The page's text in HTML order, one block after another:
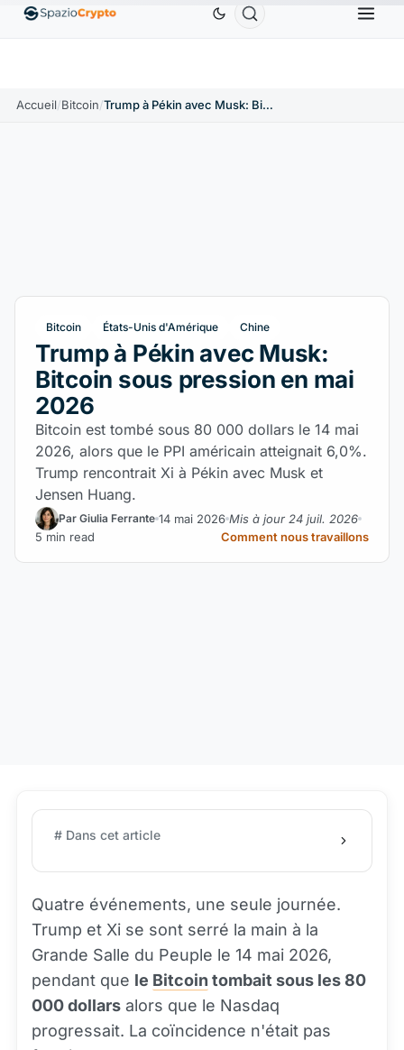
EthereumETH1 880,58 $US Tether USDT ↑0.00% BNB
Accueil/Bitcoin/ Trump à Pékin avec Musk: Bitcoin sous pression en mai 2026
Bitcoin États-Unis d'Amérique Chine
Trump à Pékin avec Musk:
Bitcoin sous pression en mai
2026
Bitcoin est tombé sous 80 000 dollars le 14 mai
2026, alors que le PPI américain atteignait 6,0%.
Trump rencontrait Xi à Pékin avec Musk et
Jensen Huang.
Par Giulia Ferrante 14 mai 2026 Mis à jour 24 juil. 2026
5 min read
Comment nous travaillons
# Dans cet article
Quatre événements, une seule journée.
Trump et Xi se sont serré la main à la
Grande Salle du Peuple le 14 mai 2026,
pendant que le Bitcoin tombait sous les 80
000 dollars alors que le Nasdaq
progressait. La coïncidence n'était pas